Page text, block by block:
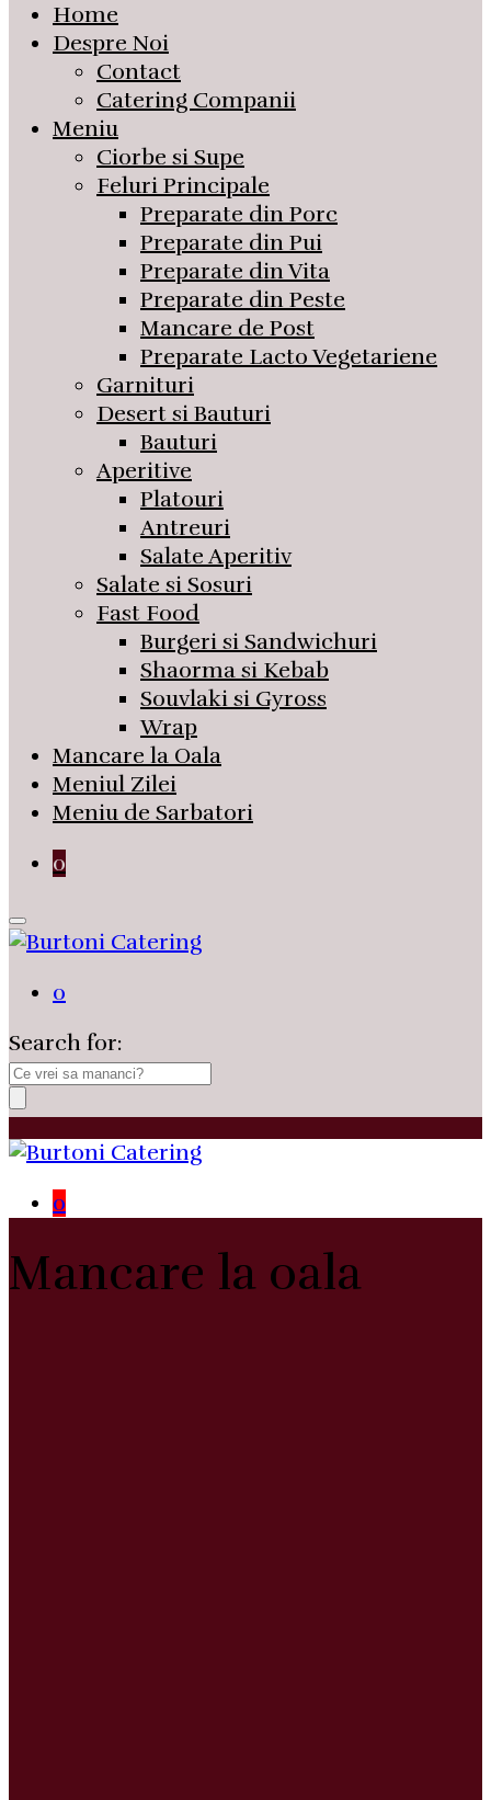
Home
Despre Noi
Contact
Catering Companii
Meniu
Ciorbe si Supe
Feluri Principale
Preparate din Porc
Preparate din Pui
Preparate din Vita
Preparate din Peste
Mancare de Post
Preparate Lacto Vegetariene
Garnituri
Desert si Bauturi
Bauturi
Aperitive
Platouri
Antreuri
Salate Aperitiv
Salate si Sosuri
Fast Food
Burgeri si Sandwichuri
Shaorma si Kebab
Souvlaki si Gyross
Wrap
Mancare la Oala
Meniul Zilei
Meniu de Sarbatori
0
0
Search for:
0
Mancare la oala